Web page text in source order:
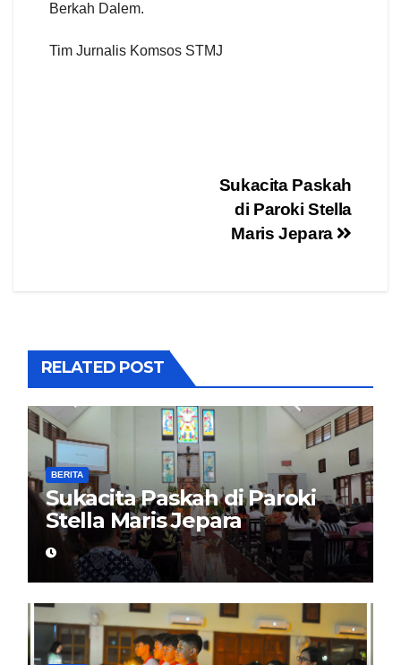
Berkah Dalem.
Tim Jurnalis Komsos STMJ
Sukacita Paskah
di Paroki Stella
Maris Jepara
RELATED POST
BERITA
Sukacita Paskah di Paroki
Stella Maris Jepara